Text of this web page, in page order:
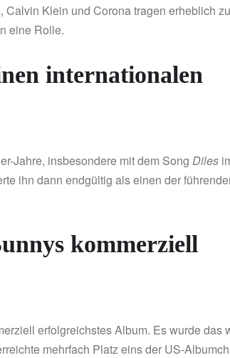
Klein und Corona tragen erheblich
eine Rolle.
internationalen
Jahre, insbesondere mit dem Song Diles
ihn dann endgültig als einen der
kommerziell
erfolgreichstes Album. Es wurde das
mehrfach Platz eins der US-